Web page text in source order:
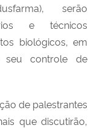
),serão
e técnicos
biológicos, em
seucontrole de
de palestrantes
que discutirão,